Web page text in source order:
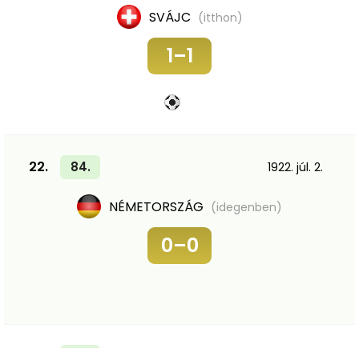
SVÁJC (itthon)
1–1
22. 84. 1922. júl. 2.
NÉMETORSZÁG (idegenben)
0–0